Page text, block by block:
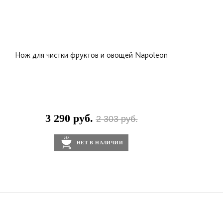
Нож для чистки фруктов и овощей Napoleon
3 290 руб.2 303 руб.
НЕТ В НАЛИЧИИ